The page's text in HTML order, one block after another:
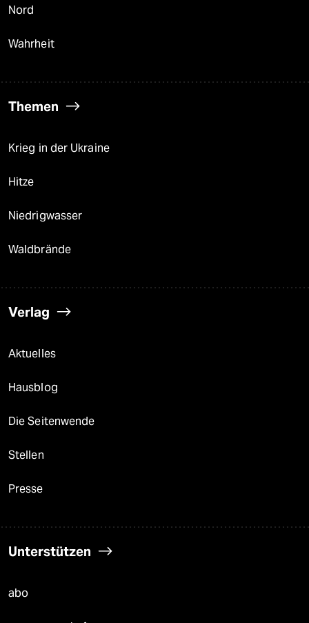
Nord
Wahrheit
Themen
Krieg in der Ukraine
Hitze
Niedrigwasser
Waldbrände
Verlag
Aktuelles
Hausblog
Die Seitenwende
Stellen
Presse
Unterstützen
abo